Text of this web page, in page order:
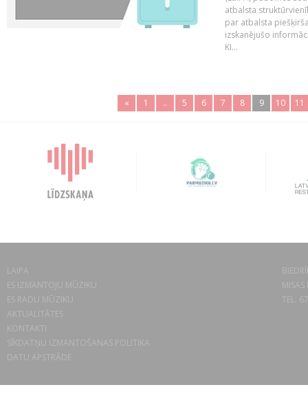
atbalsta
par atbalsta
izskanējušo
KI...
« 1 .. 5 6 7 8 9 10 11
LAIPA
ES IZMANTOJU MŪZIKU
ES RADU MŪZIKU
AKTUALITĀTES
KONTAKTI
SĪKDATŅU IZMANTOŠANAS POLITIKA
DATU APSTRĀDE
TEL.